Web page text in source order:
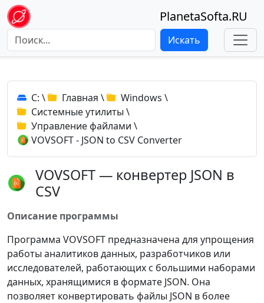
PlanetaSofta.RU
Искать
C: \ Главная \ Windows \
Системные утилиты \
Управление файлами \
VOVSOFT - JSON to CSV Converter
VOVSOFT — конвертер JSON в
CSV
Описание программы
Программа VOVSOFT предназначена для упрощения
работы аналитиков данных, разработчиков или
исследователей, работающих с большими наборами
данных, хранящимися в формате JSON. Она
позволяет конвертировать файлы JSON в более